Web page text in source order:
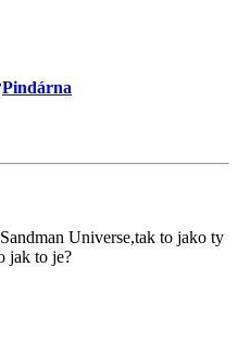
Pindárna
Universe,tak to jako ty
jak to je?